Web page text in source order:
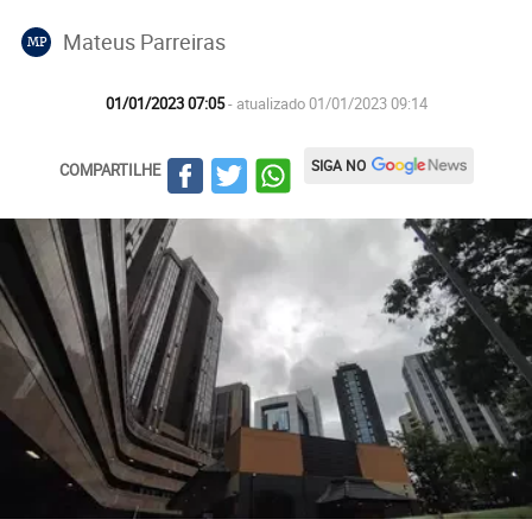
MP Mateus Parreiras
01/01/2023 07:05- atualizado 01/01/2023 09:14
COMPARTILHE SIGA NO